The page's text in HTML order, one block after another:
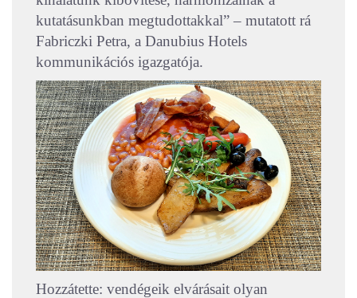
kutatásunkban megtudottakkal” – mutatott rá
Fabriczki Petra, a Danubius Hotels
kommunikációs igazgatója.
Hozzátette: vendégeik elvárásait olyan